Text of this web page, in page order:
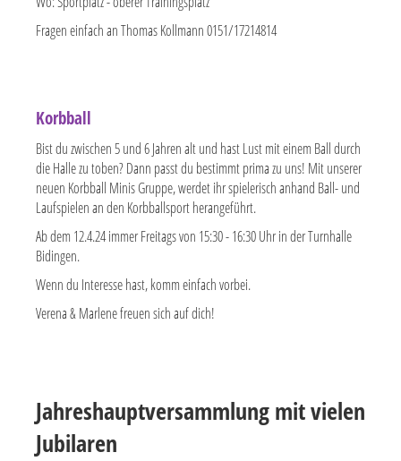
Fragen einfach an Thomas Kollmann 0151/17214814
Korbball
Bist du zwischen 5 und 6 Jahren alt und hast Lust mit einem Ball durch
die Halle zu toben? Dann passt du bestimmt prima zu uns! Mit unserer
neuen Korbball Minis Gruppe, werdet ihr spielerisch anhand Ball- und
Laufspielen an den Korbballsport herangeführt.
Ab dem 12.4.24 immer Freitags von 15:30 - 16:30 Uhr in der Turnhalle
Bidingen.
Wenn du Interesse hast, komm einfach vorbei.
Verena & Marlene freuen sich auf dich!
Jahreshauptversammlung mit vielen
Jubilaren